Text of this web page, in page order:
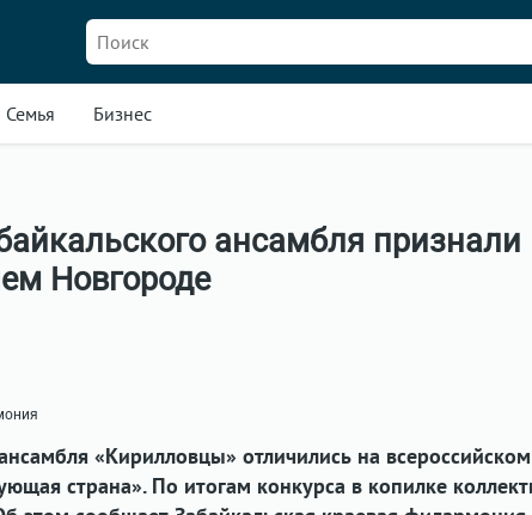
Семья Бизнес
ансамбля признали
Новгороде
«Кирилловцы» отличились на всероссийском
страна». По итогам конкурса в копилке